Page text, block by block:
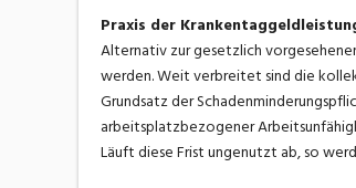
Praxis der
Alternativ zur gesetzlich
werden. Weit verbreitet sind die
Grundsatz der
arbeitsplatzbezogener
Läuft diese Frist ungenutzt ab, so